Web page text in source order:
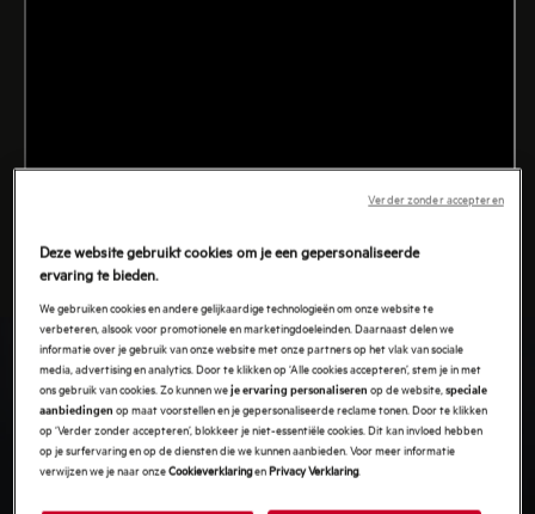
Deze website gebruikt cookies om je een gepersonaliseerde
ervaring te bieden.
We gebruiken cookies en andere gelijkaardige technologieën om onze website te
verbeteren, alsook voor promotionele en marketingdoeleinden. Daarnaast delen we
informatie over je gebruik van onze website met onze partners op het vlak van sociale
media, advertising en analytics. Door te klikken op ‘Alle cookies accepteren’, stem je in met
ons gebruik van cookies. Zo kunnen weje ervaring personaliseren op de website,speciale
aanbiedingen op maat voorstellen en je gepersonaliseerde reclame tonen. Door te klikken
op ‘Verder zonder accepteren’, blokkeer je niet-essentiële cookies. Dit kan invloed hebben
op je surfervaring en op de diensten die we kunnen aanbieden. Voor meer informatie
verwijzen we je naar onzeCookieverklaringenPrivacy Verklaring.
Verder zonder accepteren